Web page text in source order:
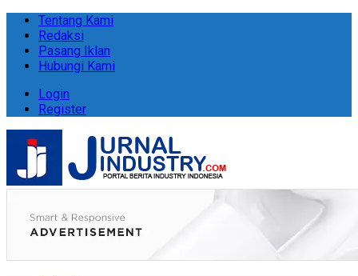
Tentang Kami
Redaksi
Pasang Iklan
Hubungi Kami
Login
Register